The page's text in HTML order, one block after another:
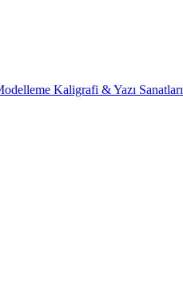
Kaligrafi & Yazı Sanatları